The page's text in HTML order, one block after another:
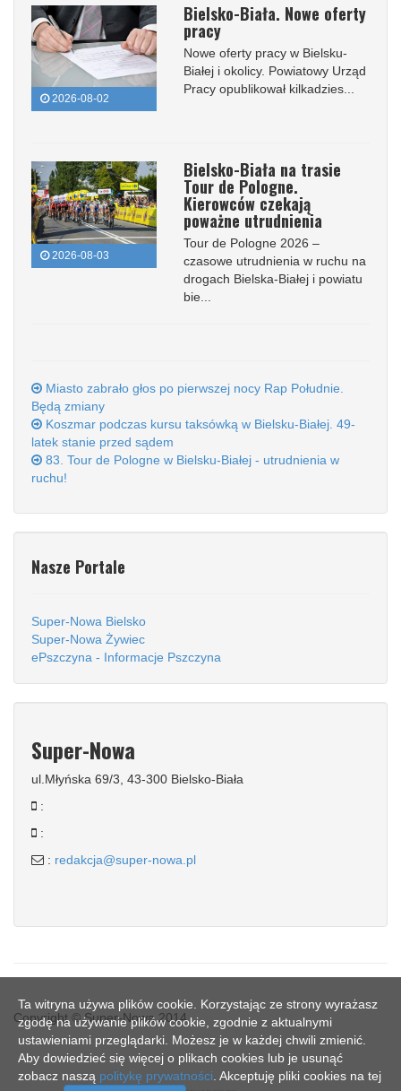
2026-08-02
Bielsko-Biała. Nowe oferty
pracy
Nowe oferty pracy w Bielsku-
Białej i okolicy. Powiatowy Urząd
Pracy opublikował kilkadzies...
2026-08-03
Bielsko-Biała na trasie
Tour de Pologne.
Kierowców czekają
poważne utrudnienia
Tour de Pologne 2026 –
czasowe utrudnienia w ruchu na
drogach Bielska-Białej i powiatu
bie...
Miasto zabrało głos po pierwszej nocy Rap Południe.
Będą zmiany
Koszmar podczas kursu taksówką w Bielsku-Białej. 49-
latek stanie przed sądem
83. Tour de Pologne w Bielsku-Białej - utrudnienia w
ruchu!
Nasze Portale
Super-Nowa Bielsko
Super-Nowa Żywiec
ePszczyna - Informacje Pszczyna
Super-Nowa
ul.Młyńska 69/3, 43-300 Bielsko-Biała
:
:
: redakcja@super-nowa.pl
Copyright © Super-Nowa 2014
Ta witryna używa plików cookie. Korzystając ze strony wyrażasz
zgodę na używanie plików cookie, zgodnie z aktualnymi
ustawieniami przeglądarki. Możesz je w każdej chwili zmienić.
Aby dowiedzieć się więcej o plikach cookies lub je usunąć
zobacz naszą politykę prywatności . Akceptuję pliki cookies na tej